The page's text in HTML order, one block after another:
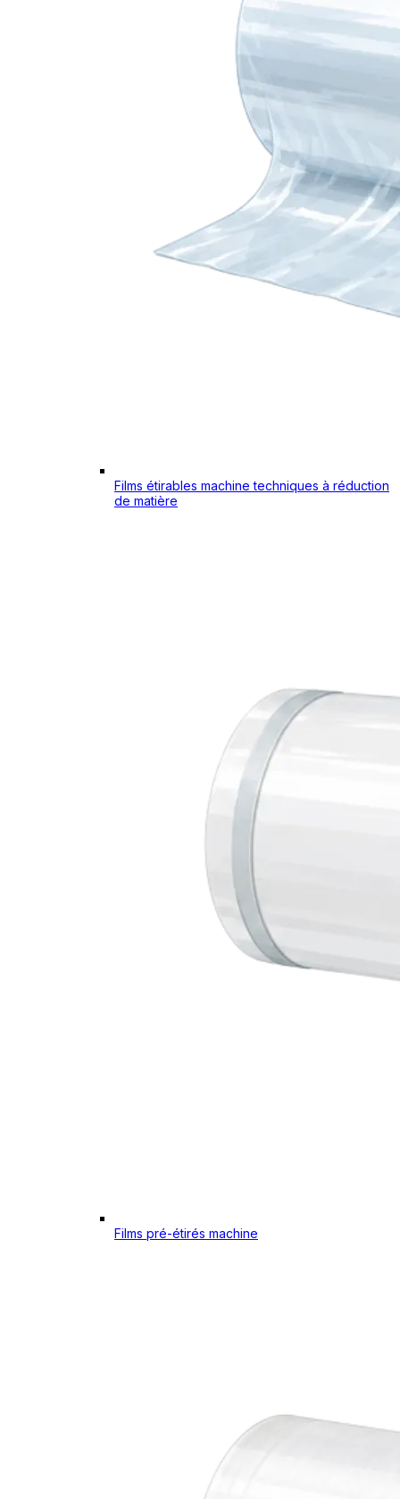
Films étirables machine techniques à réduction
de matière
Films pré-étirés machine